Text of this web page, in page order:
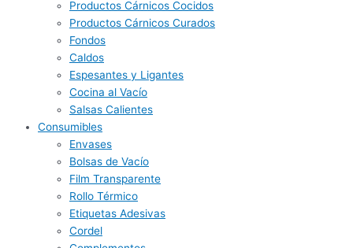
Productos Cárnicos Cocidos
Productos Cárnicos Curados
Fondos
Caldos
Espesantes y Ligantes
Cocina al Vacío
Salsas Calientes
Consumibles
Envases
Bolsas de Vacío
Film Transparente
Rollo Térmico
Etiquetas Adesivas
Cordel